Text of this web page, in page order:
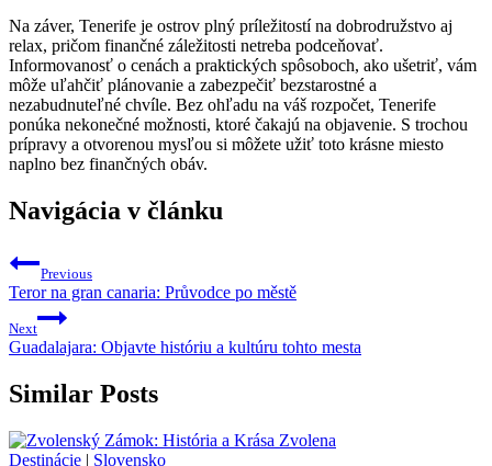
Na záver, Tenerife je ostrov plný príležitostí na dobrodružstvo aj
relax, pričom finančné záležitosti netreba podceňovať.
Informovanosť o cenách a praktických spôsoboch, ako ušetriť, vám
môže uľahčiť plánovanie a zabezpečiť bezstarostné a
nezabudnuteľné chvíle. Bez ohľadu na váš rozpočet, Tenerife
ponúka nekonečné možnosti, ktoré čakajú na objavenie. S trochou
prípravy a otvorenou mysľou si môžete užiť toto krásne miesto
naplno bez finančných obáv.
Navigácia v článku
Previous
Teror na gran canaria: Průvodce po městě
Next
Guadalajara: Objavte históriu a kultúru tohto mesta
Similar Posts
Destinácie | Slovensko